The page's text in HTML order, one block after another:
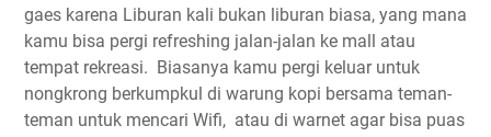
gaes karena Liburan kali bukan liburan biasa, yang mana
kamu bisa pergi refreshing jalan-jalan ke mall atau
tempat rekreasi. Biasanya kamu pergi keluar untuk
nongkrong berkumpkul di warung kopi bersama teman-
teman untuk mencari Wifi, atau di warnet agar bisa puas